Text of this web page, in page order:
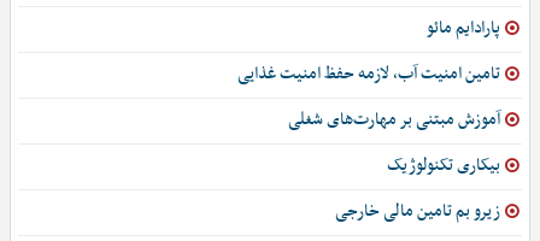
پارادایم مائو
تامین امنیت آب، لازمه حفظ امنیت غذایی
آموزش مبتنی بر مهارت‌های شغلی
بیکاری تکنولوژیک
زیرو بم تامین مالی خارجی